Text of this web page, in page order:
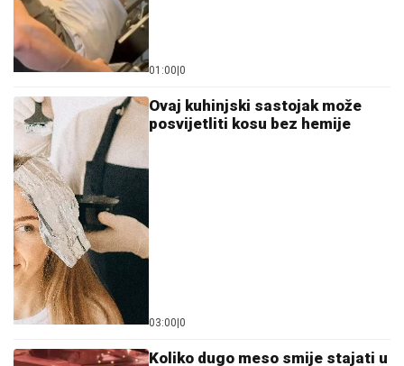
01:00 0
Ovaj kuhinjski sastojak može
posvijetliti kosu bez hemije
03:00 0
Koliko dugo meso smije stajati u